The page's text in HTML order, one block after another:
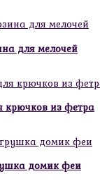
для мелочей
крючков из фетра
домик феи